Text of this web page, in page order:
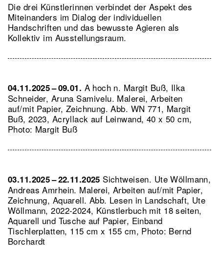
Die drei Künstlerinnen verbindet der Aspekt des
Miteinanders im Dialog der individuellen
Handschriften und das bewusste Agieren als
Kollektiv im Ausstellungsraum.
04.11.2025 – 09.01. A hoch n. Margit Buß, Ilka
Schneider, Aruna Samivelu. Malerei, Arbeiten
auf/mit Papier, Zeichnung.Abb. WN 771, Margit
Buß, 2023, Acryllack auf Leinwand, 40 x 50 cm,
Photo: Margit Buß
03.11.2025 – 22.11.2025 Sichtweisen. Ute Wöllmann,
Andreas Amrhein. Malerei, Arbeiten auf/mit Papier,
Zeichnung, Aquarell. Abb. Lesen in Landschaft, Ute
Wöllmann, 2022-2024, Künstlerbuch mit 18 seiten,
Aquarell und Tusche auf Papier, Einband
Tischlerplatten, 115 cm x 155 cm, Photo: Bernd
Borchardt